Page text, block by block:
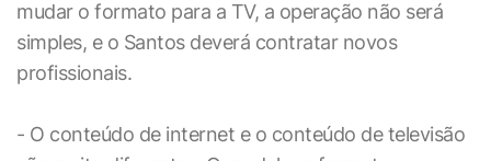
mudar o formato para a TV, a operação não será
simples, e o Santos deverá contratar novos
profissionais.
- O conteúdo de internet e o conteúdo de televisão